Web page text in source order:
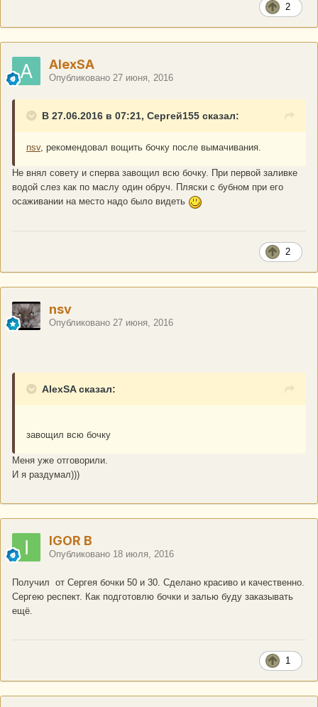
2
AlexSA
Опубликовано 27 июня, 2016
В 27.06.2016 в 07:21, Сергей155 сказал:
nsv, рекомендовал вощить бочку после вымачивания.
Не внял совету и сперва завощил всю бочку. При первой заливке
водой слез как по маслу один обруч. Пляски с бубном при его
осаживании на место надо было видеть
2
nsv
Опубликовано 27 июня, 2016
AlexSA сказал:
завощил всю бочку
Меня уже отговорили.
И я раздумал)))
IGOR B
Опубликовано 18 июля, 2016
Получил от Сергея бочки 50 и 30. Сделано красиво и качественно.
Сергею респект. Как подготовлю бочки и залью буду заказывать
ещё.
1